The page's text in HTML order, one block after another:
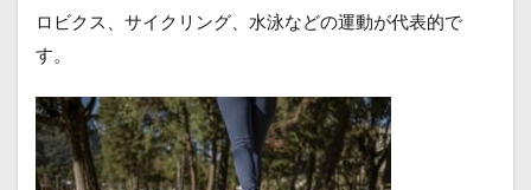
ロビクス、サイクリング、水泳などの運動が代表的で
す。